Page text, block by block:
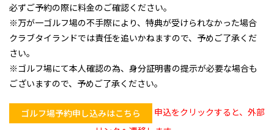
必ずご予約の際に料金のご確認ください。
※万が一ゴルフ場の不手際により、特典が受けられなかった場合
クラブタイランドでは責任を追いかねますので、予めご了承くだ
さい。
※ゴルフ場にて本人確認の為、身分証明書の提示が必要な場合も
ございますので、予めご了承ください。
ゴルフ場予約申し込みはこちら
申込をクリックすると、外部